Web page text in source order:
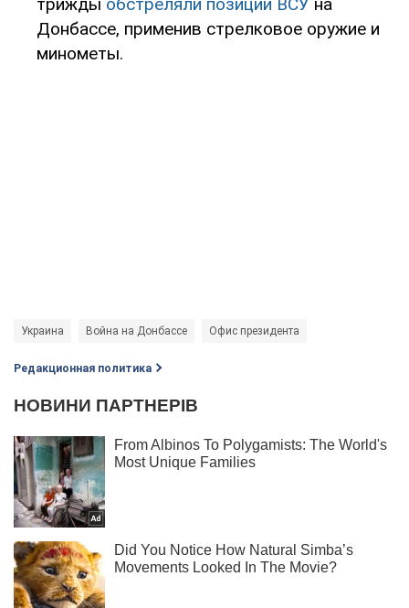
трижды обстреляли позиции ВСУ на
Донбассе, применив стрелковое оружие и
минометы.
Украина Война на Донбассе Офис президента
Редакционная политика